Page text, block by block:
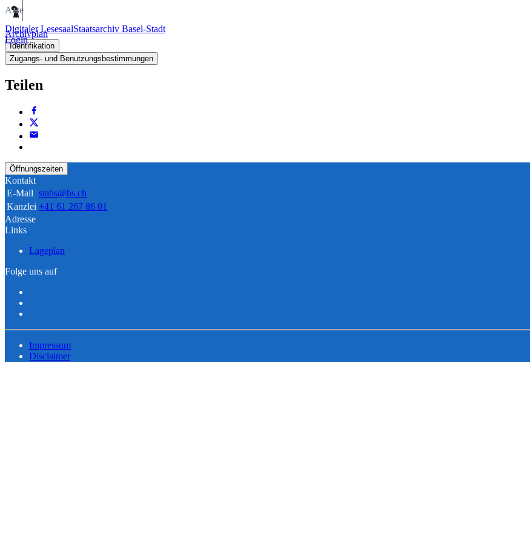
Digitaler LesesaalStaatsarchiv Basel-Stadt
Login
Akte
Archivplan
Identifikation
Zugangs- und Benutzungsbestimmungen
Teilen
Öffnungszeiten
Kontakt
E-Mail stabs@bs.ch
Kanzlei +41 61 267 86 01
Adresse
Links
Lageplan
Folge uns auf
Impressum
Disclaimer